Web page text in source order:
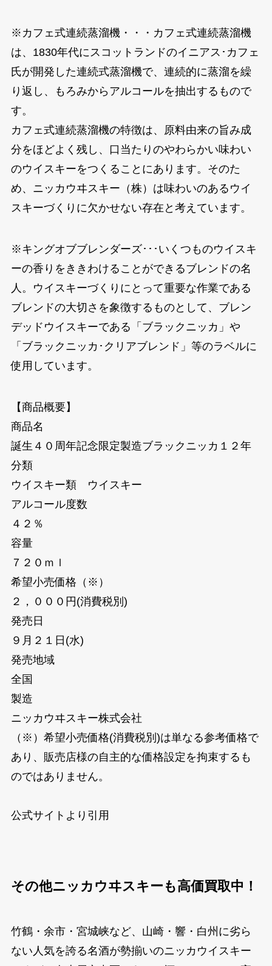
※カフェ式連続蒸溜機・・・カフェ式連続蒸溜機
は、1830年代にスコットランドのイニアス･カフェ
氏が開発した連続式蒸溜機で、連続的に蒸溜を繰
り返し、もろみからアルコールを抽出するもので
す。
カフェ式連続蒸溜機の特徴は、原料由来の旨み成
分をほどよく残し、口当たりのやわらかい味わい
のウイスキーをつくることにあります。そのた
め、ニッカウヰスキー（株）は味わいのあるウイ
スキーづくりに欠かせない存在と考えています。
※キングオブブレンダーズ･･･いくつものウイスキ
ーの香りをききわけることができるブレンドの名
人。ウイスキーづくりにとって重要な作業である
ブレンドの大切さを象徴するものとして、ブレン
デッドウイスキーである「ブラックニッカ」や
「ブラックニッカ･クリアブレンド」等のラベルに
使用しています。
【商品概要】
商品名
誕生４０周年記念限定製造ブラックニッカ１２年
分類
ウイスキー類 ウイスキー
アルコール度数
４２％
容量
７２０ｍｌ
希望小売価格（※）
２，０００円(消費税別)
発売日
９月２１日(水)
発売地域
全国
製造
ニッカウヰスキー株式会社
（※）希望小売価格(消費税別)は単なる参考価格で
あり、販売店様の自主的な価格設定を拘束するも
のではありません。
公式サイトより引用
その他ニッカウヰスキーも高価買取中！
竹鶴・余市・宮城峡など、山崎・響・白州に劣ら
ない人気を誇る名酒が勢揃いのニッカウイスキー